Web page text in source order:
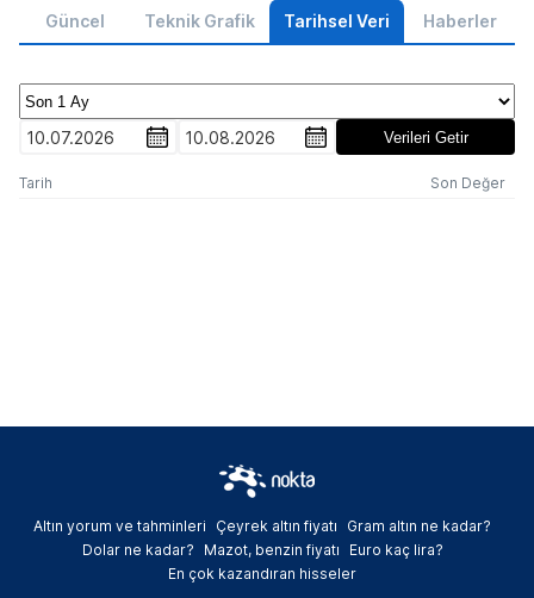
Güncel Teknik Grafik Tarihsel Veri Haberler
10.07.2026 10.08.2026 Verileri Getir
Tarih Son Değer
Altın yorum ve tahminleri Çeyrek altın fiyatı
Gram altın ne kadar?
Dolar ne kadar?
Mazot, benzin fiyatı
Euro kaç lira?
En çok kazandıran hisseler